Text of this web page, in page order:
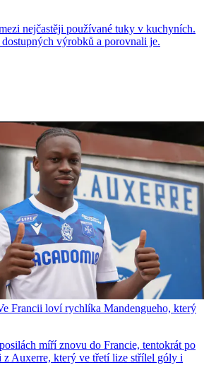
nejčastěji používané tuky v kuchyních.
výrobků a porovnali je.
Francii loví rychlíka Mandengueho, který
míří znovu do Francie, tentokrát po
z Auxerre, který ve třetí lize střílel góly i